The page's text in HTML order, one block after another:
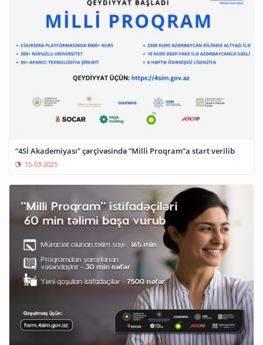
“4Sİ Akademiyası” çərçivəsində “Milli Proqram”a start verilib
15-03-2025